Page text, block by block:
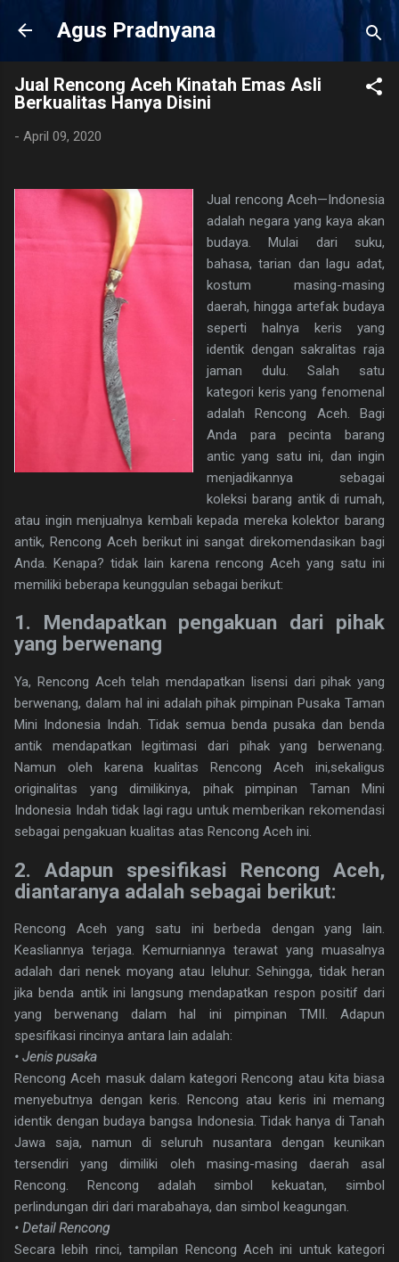
Langsung ke konten utama
Agus Pradnyana
Jual Rencong Aceh Kinatah Emas Asli
Berkualitas Hanya Disini
- April 09, 2020
Jual rencong Aceh—Indonesia
adalah negara yang kaya akan
budaya. Mulai dari suku,
bahasa, tarian dan lagu adat,
kostum masing-masing
daerah, hingga artefak budaya
seperti halnya keris yang
identik dengan sakralitas raja
jaman dulu. Salah satu
kategori keris yang fenomenal
adalah Rencong Aceh. Bagi
Anda para pecinta barang
antic yang satu ini, dan ingin
menjadikannya sebagai
koleksi barang antik di rumah,
atau ingin menjualnya kembali kepada mereka kolektor barang
antik, Rencong Aceh berikut ini sangat direkomendasikan bagi
Anda. Kenapa? tidak lain karena rencong Aceh yang satu ini
memiliki beberapa keunggulan sebagai berikut:
1. Mendapatkan pengakuan dari pihak
yang berwenang
Ya, Rencong Aceh telah mendapatkan lisensi dari pihak yang
berwenang, dalam hal ini adalah pihak pimpinan Pusaka Taman
Mini Indonesia Indah. Tidak semua benda pusaka dan benda
antik mendapatkan legitimasi dari pihak yang berwenang.
Namun oleh karena kualitas Rencong Aceh ini,sekaligus
originalitas yang dimilikinya, pihak pimpinan Taman Mini
Indonesia Indah tidak lagi ragu untuk memberikan rekomendasi
sebagai pengakuan kualitas atas Rencong Aceh ini.
2. Adapun spesifikasi Rencong Aceh,
diantaranya adalah sebagai berikut:
Rencong Aceh yang satu ini berbeda dengan yang lain.
Keasliannya terjaga. Kemurniannya terawat yang muasalnya
adalah dari nenek moyang atau leluhur. Sehingga, tidak heran
jika benda antik ini langsung mendapatkan respon positif dari
yang berwenang dalam hal ini pimpinan TMII. Adapun
spesifikasi rincinya antara lain adalah:
• Jenis pusaka
Rencong Aceh masuk dalam kategori Rencong atau kita biasa
menyebutnya dengan keris. Rencong atau keris ini memang
identik dengan budaya bangsa Indonesia. Tidak hanya di Tanah
Jawa saja, namun di seluruh nusantara dengan keunikan
tersendiri yang dimiliki oleh masing-masing daerah asal
Rencong. Rencong adalah simbol kekuatan, simbol
perlindungan diri dari marabahaya, dan simbol keagungan.
• Detail Rencong
Secara lebih rinci, tampilan Rencong Aceh ini untuk kategori